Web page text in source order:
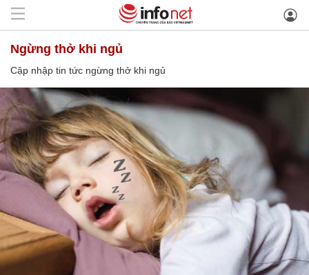
ngừng thở khi ngủ
Cập nhập tin tức ngừng thở khi ngủ